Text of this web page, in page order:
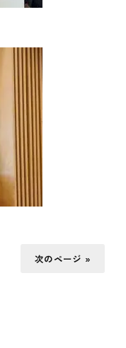
次のページ »